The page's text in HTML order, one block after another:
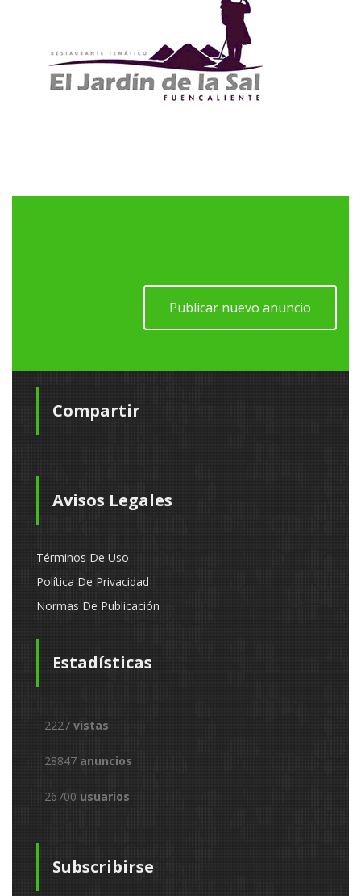
Publicar nuevo anuncio
Compartir
Avisos Legales
Términos De Uso
Política De Privacidad
Normas De Publicación
Estadísticas
2227 vistas
28847 anuncios
26700 usuarios
Subscribirse